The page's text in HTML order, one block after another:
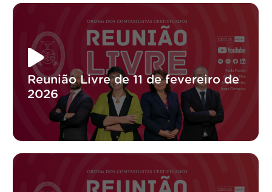
Reunião Livre de 11 de fevereiro de
2026